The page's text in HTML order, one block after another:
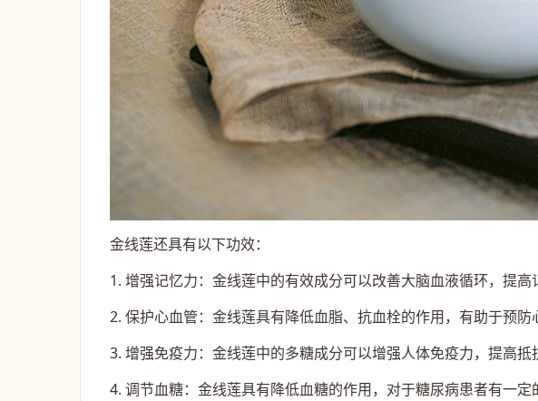
金线莲还具有以下功效：
1. 增强记忆力：金线莲中的有效成分可以改善大脑血液循环，提高
2. 保护心血管：金线莲具有降低血脂、抗血栓的作用，有助于预防
3. 增强免疫力：金线莲中的多糖成分可以增强人体免疫力，提高抵
4. 调节血糖：金线莲具有降低血糖的作用，对于糖尿病患者有一定